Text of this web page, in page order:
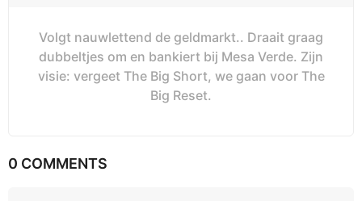
Volgt nauwlettend de geldmarkt.. Draait graag
dubbeltjes om en bankiert bij Mesa Verde. Zijn
visie: vergeet The Big Short, we gaan voor The
Big Reset.
0 COMMENTS